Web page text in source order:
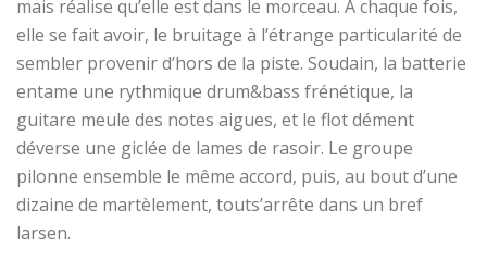
mais réalise qu’elle est dans le morceau. A chaque fois,
elle se fait avoir, le bruitage à l’étrange particularité de
sembler provenird’hors de la piste. Soudain, la batterie
entame une rythmique drum&bass frénétique, la
guitare meule des notes aigues, et le flot dément
déverse une giclée de lames de rasoir. Le groupe
pilonne ensemble le même accord, puis, au bout d’une
dizaine de martèlement, touts’arrête dans un bref
larsen.